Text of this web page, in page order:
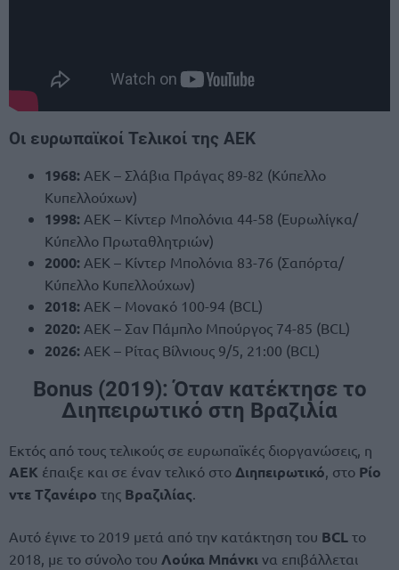
Oι ευρωπαϊκοί Τελικοί της ΑΕΚ
1968: ΑΕΚ – Σλάβια Πράγας 89-82 (Κύπελλο
Κυπελλούχων)
1998: ΑΕΚ – Κίντερ Μπολόνια 44-58 (Ευρωλίγκα/
Κύπελλο Πρωταθλητριών)
2000: ΑΕΚ – Κίντερ Μπολόνια 83-76 (Σαπόρτα/
Κύπελλο Κυπελλούχων)
2018: ΑΕΚ – Μονακό 100-94 (BCL)
2020: ΑΕΚ – Σαν Πάμπλο Μπούργος 74-85 (BCL)
2026: ΑΕΚ – Ρίτας Βίλνιους 9/5, 21:00 (BCL)
Bonus (2019): Όταν κατέκτησε το
Διηπειρωτικό στη Βραζιλία
Εκτός από τους τελικούς σε ευρωπαϊκές διοργανώσεις, η
ΑΕΚ έπαιξε και σε έναν τελικό στο Διηπειρωτικό, στο Ρίο
ντε Τζανέιρο της Βραζιλίας.
Αυτό έγινε το 2019 μετά από την κατάκτηση του BCL το
2018, με το σύνολο του Λούκα Μπάνκι να επιβάλλεται